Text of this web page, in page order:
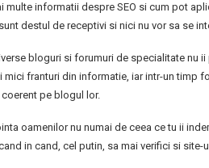
multe informatii despre SEO si cum pot
destul de receptivi si nici nu vor sa se
bloguri si forumuri de specialitate nu
mici franturi din informatie, iar intr-un timp
pe blogul lor.
oamenilor nu numai de ceea ce tu ii
in cand, cel putin, sa mai verifici si